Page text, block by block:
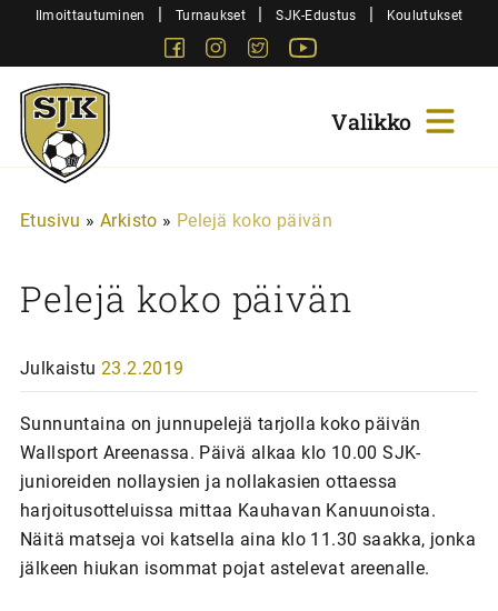
SiirryIlmoittautuminen | Turnaukset | SJK-Edustus | Koulutukset
FacebookInstagram
Twitter
Sjk-
Juniorit
Etusivu » Arkisto » Pelejä koko päivän
Pelejä koko päivän
Julkaistu 23.2.2019
Sunnuntaina on junnupelejä tarjolla koko päivän
Wallsport Areenassa. Päivä alkaa klo 10.00 SJK-
junioreiden nollaysien ja nollakasien ottaessa
harjoitusotteluissa mittaa Kauhavan Kanuunoista.
Näitä matseja voi katsella aina klo 11.30 saakka, jonka
jälkeen hiukan isommat pojat astelevat areenalle.